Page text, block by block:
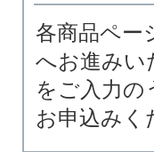
各商品ペー
へお進みい
をご入力の
お申込みく